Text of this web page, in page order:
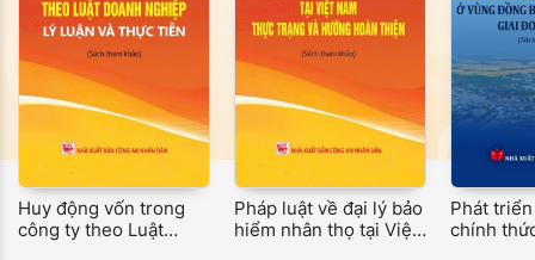
Huy động vốn trong
công ty theo Luật
Pháp luật về đại lý bảo
hiểm nhân thọ tại Việt
Phát
chính